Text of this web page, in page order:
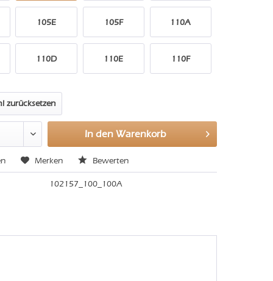
105E 105F 110A
110D 110E 110F
zurücksetzen
In den Warenkorb
Merken Bewerten
102157_100_100A